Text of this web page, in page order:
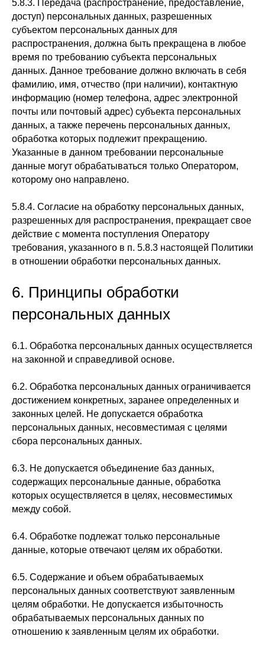
5.8.3. Передача (распространение, предоставление,
доступ) персональных данных, разрешенных
субъектом персональных данных для
распространения, должна быть прекращена в любое
время по требованию субъекта персональных
данных. Данное требование должно включать в себя
фамилию, имя, отчество (при наличии), контактную
информацию (номер телефона, адрес электронной
почты или почтовый адрес) субъекта персональных
данных, а также перечень персональных данных,
обработка которых подлежит прекращению.
Указанные в данном требовании персональные
данные могут обрабатываться только Оператором,
которому оно направлено.
5.8.4. Согласие на обработку персональных данных,
разрешенных для распространения, прекращает свое
действие с момента поступления Оператору
требования, указанного в п. 5.8.3 настоящей Политики
в отношении обработки персональных данных.
6. Принципы обработки
персональных данных
6.1. Обработка персональных данных осуществляется
на законной и справедливой основе.
6.2. Обработка персональных данных ограничивается
достижением конкретных, заранее определенных и
законных целей. Не допускается обработка
персональных данных, несовместимая с целями
сбора персональных данных.
6.3. Не допускается объединение баз данных,
содержащих персональные данные, обработка
которых осуществляется в целях, несовместимых
между собой.
6.4. Обработке подлежат только персональные
данные, которые отвечают целям их обработки.
6.5. Содержание и объем обрабатываемых
персональных данных соответствуют заявленным
целям обработки. Не допускается избыточность
обрабатываемых персональных данных по
отношению к заявленным целям их обработки.